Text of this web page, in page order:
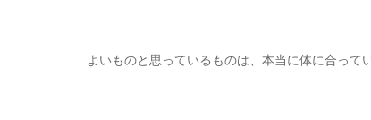
よいものと思っているものは、本当に体に合って